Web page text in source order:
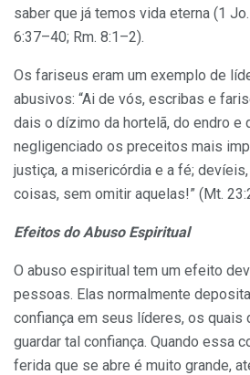
saber que já temos vida eterna (1
6:37–40; Rm. 8:1–2).
Os fariseus eram um exemplo de
abusivos: “Ai de vós, escribas e
dais o dízimo da hortelã, do endro e
negligenciado os preceitos mais
justiça, a misericórdia e a fé;
coisas, sem omitir aquelas!” (Mt.
Efeitos do Abuso Espiritual
O abuso espiritual tem um efeito
pessoas. Elas normalmente
confiança em seus líderes, os quais
guardar tal confiança. Quando essa
ferida que se abre é muito grande,